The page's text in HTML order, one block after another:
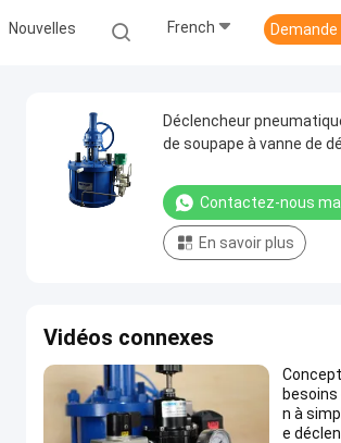
Nouvelles French
Déclencheur
de soupape à vanne de
Contactez-nous
En savoir plus
Vidéos connexes
n à
e